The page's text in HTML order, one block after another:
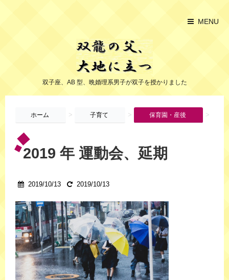
MENU
双子座、AB 型、晩婚理系男子が双子を授かりました
ホーム > 子育て > 保育園・産後 >
2019 年 運動会、延期
2019/10/13 2019/10/13